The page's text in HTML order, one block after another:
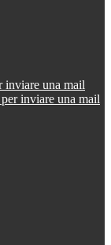
inviare una mail
inviare una mail